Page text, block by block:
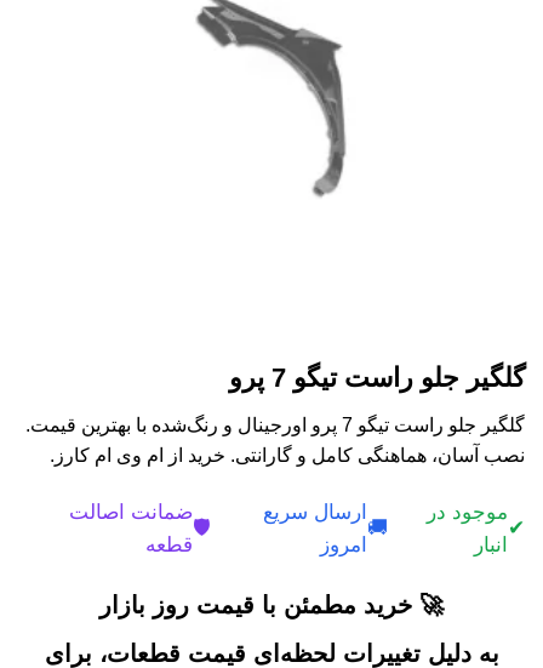
گلگیر جلو راست تیگو 7 پرو
گلگیر جلو راست تیگو 7 پرو اورجینال و رنگ‌شده با بهترین قیمت.
نصب آسان، هماهنگی کامل و گارانتی. خرید از ام وی ام کارز.
✔
موجود در
انبار
🚚
ارسال سریع
امروز
🛡️
ضمانت اصالت
قطعه
🚀 خرید مطمئن با قیمت روز بازار
به دلیل تغییرات لحظه‌ای قیمت قطعات، برای